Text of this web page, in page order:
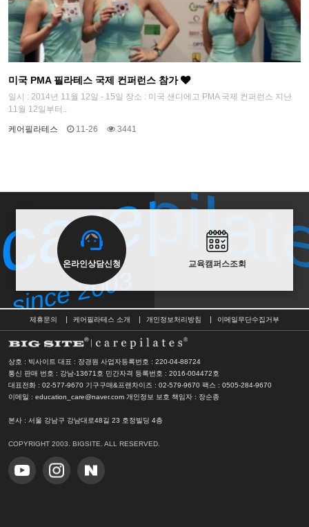
미국 PMA 필라테스 국제 컨퍼런스 참가
일시 : 2014년 11월 12일 - 15일 장소 : 미국 샌디에고 PMA 국제 컨퍼런스 지난
11월 12일부터..
케어필라테스 11-26 3441
온라인상담신청 교육캠퍼스조회
since 2003
since 2003
제휴문의 케어필라테스 소개 개인정보처리방침 이메일무단수집거부
상호 : 빅사이트 대표 : 장경원 사업자등록번호 : 220-04-88724
통신 판매 번호 : 강남-13671호 민간자격 등록번호 : 2016-004472호
대표전화 : 02-577-9670 기구구매&프랜차이즈 : 02-579-9670 팩스 : 0505-284-9670
이메일 : education_care@naver.com 개인정보 보호 책임자 : 장순종
본사 : 서울 강남구 강남대로48길 23 호정빌딩 4층
COPYRIGHT 2003. BIGSITE. ALL RESERVED.